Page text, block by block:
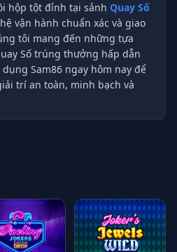
hộp tột đỉnh tại sảnh Quay Số
vận hành chuẩn xác và giao
tôi mang đến những tựa
Số trúng thưởng hấp dẫn
Sam86 ngay hôm nay để
trí an toàn, minh bạch và